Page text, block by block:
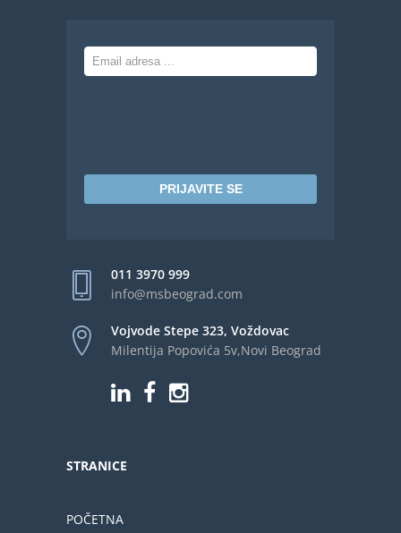
PRIJAVITE SE
011 3970 999
info@msbeograd.com
Vojvode Stepe 323, Voždovac
Milentija Popovića 5v,Novi Beograd
STRANICE
POČETNA